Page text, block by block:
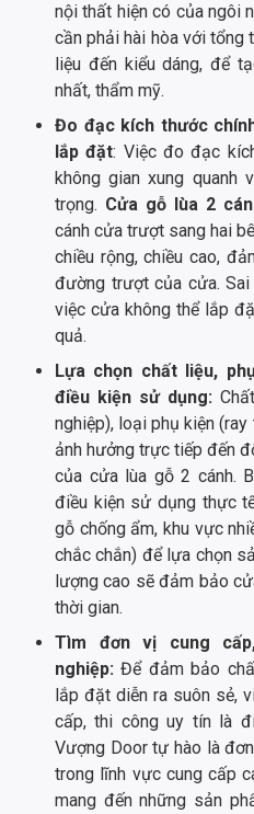
nội thất hiện có của ngôi
cần phải hài hòa với tổng
liệu đến kiểu dáng, để
nhất, thẩm mỹ.
Đo đạc kích thước
lắp đặt: Việc đo đạc
không gian xung
trọng. Cửa gỗ lùa 2
cánh cửa trượt sang hai
chiều rộng, chiều cao,
đường trượt của cửa.
việc cửa không thể lắp
quả.
Lựa chọn chất liệu,
điều kiện sử dụng:
nghiệp), loại phụ kiện
ảnh hưởng trực tiếp đến
của cửa lùa gỗ 2 cánh.
điều kiện sử dụng thực
gỗ chống ẩm, khu vực
chắc chắn) để lựa chọn
lượng cao sẽ đảm bảo
thời gian.
Tìm đơn vị cung
nghiệp:Để đảm bảo
lắp đặt diễn ra suôn sẻ,
cấp, thi công uy tín là
Vượng Door tự hào là
trong lĩnh vực cung cấp
mang đến những sản